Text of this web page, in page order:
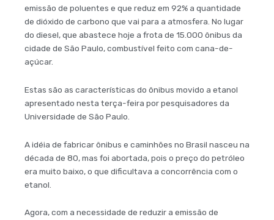
emissão de poluentes e que reduz em 92% a quantidade
de dióxido de carbono que vai para a atmosfera. No lugar
do diesel, que abastece hoje a frota de 15.000 ônibus da
cidade de São Paulo, combustível feito com cana-de-
açúcar.
Estas são as características do ônibus movido a etanol
apresentado nesta terça-feira por pesquisadores da
Universidade de São Paulo.
A idéia de fabricar ônibus e caminhões no Brasil nasceu na
década de 80, mas foi abortada, pois o preço do petróleo
era muito baixo, o que dificultava a concorrência com o
etanol.
Agora, com a necessidade de reduzir a emissão de